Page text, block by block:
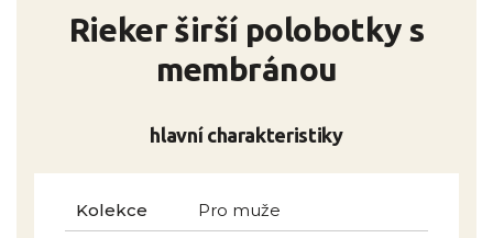
Rieker širší polobotky s
membránou
hlavní charakteristiky
Kolekce
Pro muže